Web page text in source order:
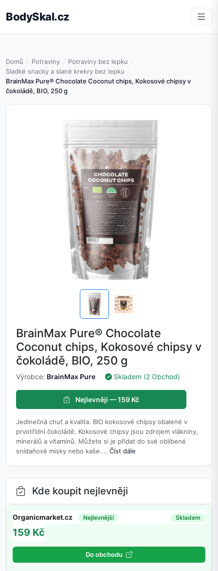
BodySkal.cz
Domů Potraviny
Potraviny bez lepku
Sladké snacky a slané krekry bez lepku
BrainMax Pure® Chocolate Coconut chips, Kokosové chipsy v
čokoládě, BIO, 250 g
BrainMax Pure® Chocolate
Coconut chips, Kokosové chipsy v
čokoládě, BIO, 250 g
Výrobce: BrainMax Pure Skladem (2 Obchod)
Nejlevněji — 159 Kč
Jedinečná chuť a kvalita. BIO kokosové chipsy obalené v
prvotřídní čokoládě. Kokosové chipsy jsou zdrojem vlákniny,
minerálů a vitamínů. Můžete si je přidat do své oblíbené
snídaňové misky nebo kaše.... Číst dále
Kde koupit nejlevněji
Organicmarket.cz Nejlevnější Skladem
159 Kč
Do obchodu